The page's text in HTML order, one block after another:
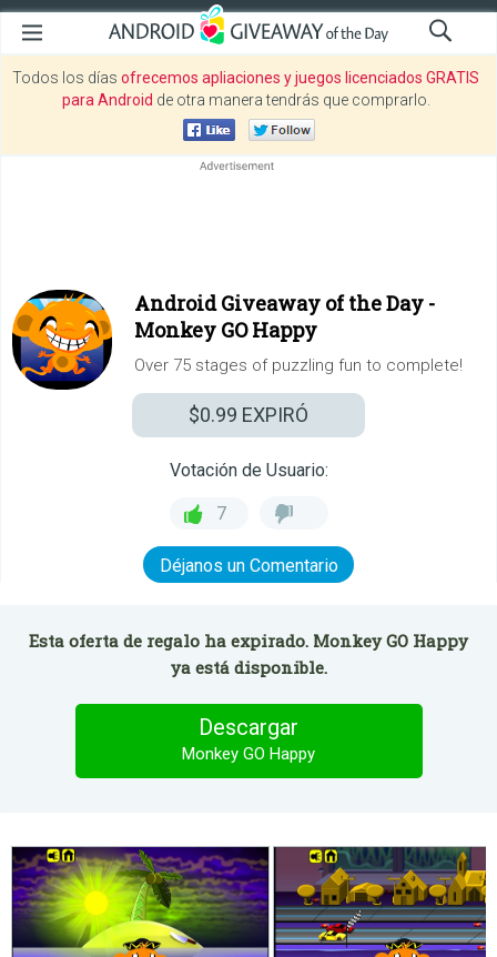
Todos los días ofrecemos apliaciones y juegos licenciados GRATIS
para Android de otra manera tendrás que comprarlo.
Android Giveaway of the Day -
Monkey GO Happy
Over 75 stages of puzzling fun to complete!
$0.99 EXPIRÓ
Votación de Usuario:
7
Déjanos un Comentario
Esta oferta de regalo ha expirado. Monkey GO Happy
ya está disponible.
Descargar
Monkey GO Happy